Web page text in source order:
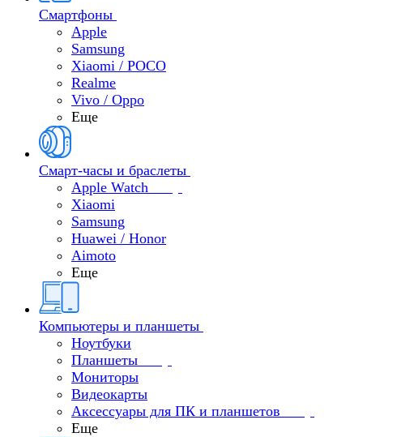
Смартфоны
Apple
Samsung
Xiaomi / POCO
Realme
Vivo / Oppo
Еще
Смарт-часы и браслеты
Apple Watch
Xiaomi
Samsung
Huawei / Honor
Aimoto
Еще
Компьютеры и планшеты
Ноутбуки
Планшеты
Мониторы
Видеокарты
Аксессуары для ПК и планшетов
Еще